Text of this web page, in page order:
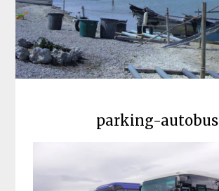
parking-autobus